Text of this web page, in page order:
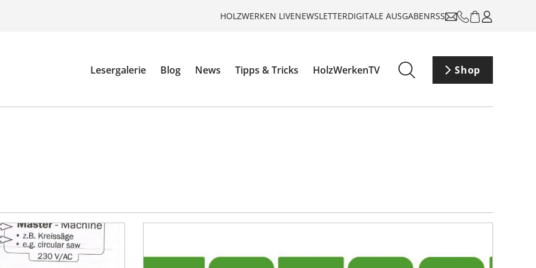
HOLZWERKEN LIVENEWSLETTERDIGITALE AUSGABENRSS
Lesergalerie Blog News Tipps & Tricks HolzWerkenTV Shop